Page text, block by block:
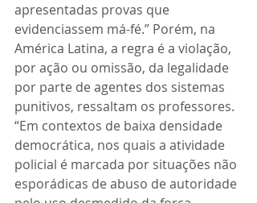
apresentadas provas que
evidenciassem má-fé.” Porém, na
América Latina, a regra é a violação,
por ação ou omissão, da legalidade
por parte de agentes dos sistemas
punitivos, ressaltam os professores.
“Em contextos de baixa densidade
democrática, nos quais a atividade
policial é marcada por situações não
esporádicas de abuso de autoridade